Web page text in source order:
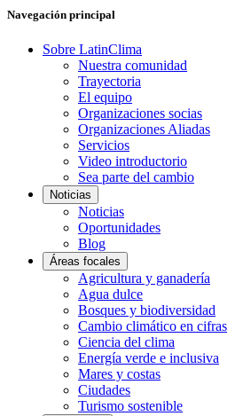
Navegación principal
Sobre LatinClima
Nuestra comunidad
Trayectoria
El equipo
Organizaciones socias
Organizaciones Aliadas
Servicios
Video introductorio
Sea parte del cambio
Noticias
Noticias
Oportunidades
Blog
Áreas focales
Agricultura y ganadería
Agua dulce
Bosques y biodiversidad
Cambio climático en cifras
Ciencia del clima
Energía verde e inclusiva
Mares y costas
Ciudades
Turismo sostenible